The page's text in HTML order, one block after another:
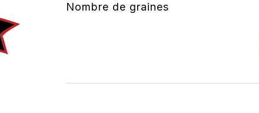
Nombre de graines